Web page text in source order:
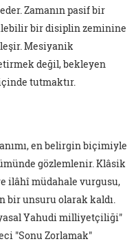
Zamanın pasif bir
bir disiplin zeminine
Mesiyanik
değil, bekleyen
tutmaktır.
en belirgin biçimiyle
gözlemlenir. Klâsik
ilâhî müdahale vurgusu,
bir unsuru olarak kaldı.
Yahudi milliyetçiliği"
"Sonu Zorlamak"